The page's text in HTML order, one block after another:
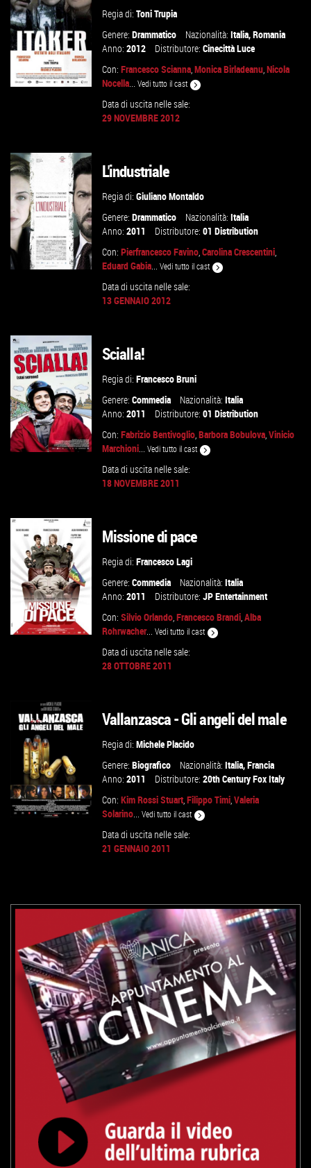
VAI ALLA SCHEDA
Regia di:Toni Trupia
Genere:Drammatico Nazionalità:Italia,Romania
Anno:2012 Distributore:Cinecittà Luce
Con:Francesco Scianna,Monica Birladeanu,Nicola
Nocella...Vedi tutto il cast
Data di uscita nelle sale:
29 NOVEMBRE 2012
VAI ALLA SCHEDA
L'industriale
Regia di:Giuliano Montaldo
Genere:Drammatico Nazionalità:Italia
Anno:2011 Distributore:01 Distribution
Con:Pierfrancesco Favino,Carolina Crescentini,
Eduard Gabia...Vedi tutto il cast
Data di uscita nelle sale:
13 GENNAIO 2012
VAI ALLA SCHEDA
Scialla!
Regia di:Francesco Bruni
Genere:Commedia Nazionalità:Italia
Anno:2011 Distributore:01 Distribution
Con:Fabrizio Bentivoglio,Barbora Bobulova,Vinicio
Marchioni...Vedi tutto il cast
Data di uscita nelle sale:
18 NOVEMBRE 2011
VAI ALLA SCHEDA
Missione di pace
Regia di:Francesco Lagi
Genere:Commedia Nazionalità:Italia
Anno:2011 Distributore:JP Entertainment
Con:Silvio Orlando,Francesco Brandi,Alba
Rohrwacher...Vedi tutto il cast
Data di uscita nelle sale:
28 OTTOBRE 2011
Vallanzasca - Gli angeli del male
Regia di:Michele Placido
Genere:Biografico Nazionalità:Italia,Francia
Anno:2011 Distributore:20th Century Fox Italy
Con:Kim Rossi Stuart,Filippo Timi,Valeria
Solarino...Vedi tutto il cast
Data di uscita nelle sale:
21 GENNAIO 2011